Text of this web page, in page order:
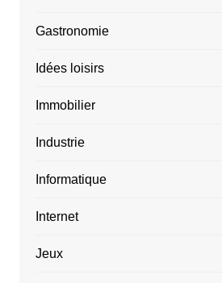
Gastronomie
Idées loisirs
Immobilier
Industrie
Informatique
Internet
Jeux